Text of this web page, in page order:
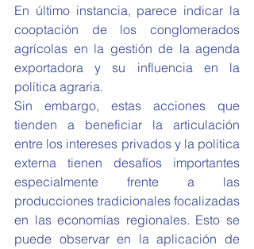
En último instancia, parece indicar la
cooptación de los conglomerados
agrícolas en la gestión de la agenda
exportadora y su influencia en la
política agraria.
Sin embargo, estas acciones que
tienden a beneficiar la articulación
entre los intereses privados y la política
externa tienen desafíos importantes
especialmente frente a las
producciones tradicionales focalizadas
en las economías regionales. Esto se
puede observar en la aplicación de